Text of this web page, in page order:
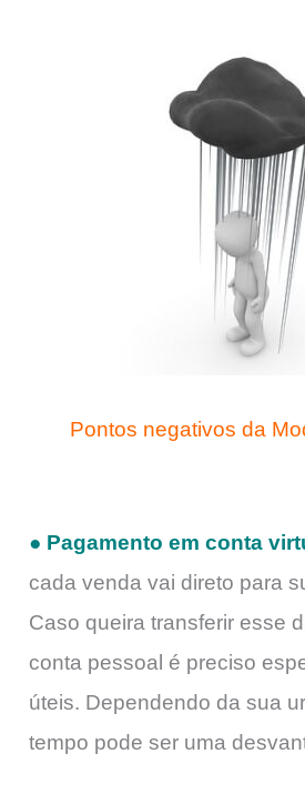
Pontos negativos da
● Pagamento em conta
cada venda vai direto para
Caso queira transferir esse
conta pessoal é preciso
úteis. Dependendo da sua
tempo pode ser uma